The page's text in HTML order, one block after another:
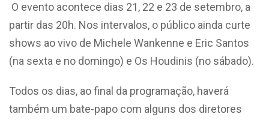
O evento acontece dias 21, 22 e 23 de setembro, a
partir das 20h. Nos intervalos, o público ainda curte
shows ao vivo de Michele Wankenne e Eric Santos
(na sexta e no domingo) e Os Houdinis (no sábado).
Todos os dias, ao final da programação, haverá
também um bate-papo com alguns dos diretores